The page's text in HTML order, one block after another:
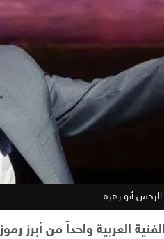
أبو زهرة
العربية واحداً من أبرز